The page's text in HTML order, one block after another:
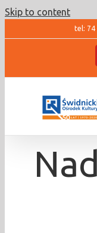
Skip to content
tel: 74